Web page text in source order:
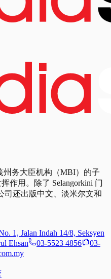
州务大臣机构（MBI）的子
作用。除了 Selangorkini 门
司还出版中文、淡米尔文和
1, Jalan Indah 14/8, Seksyen
Ehsan
03-5523 4856
03-